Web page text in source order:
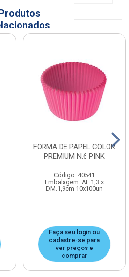
FORMA DE PAPEL COLOR
PREMIUM N.6 PINK
Código: 40541
Embalagem: AL.1,3 x
DM.1,9cm 10x100un
Faça seu login ou
cadastre-se para
ver preços e
comprar